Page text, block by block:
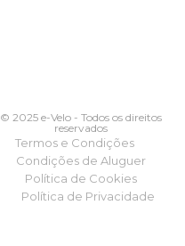
© 2025 e-Velo - Todos os direitos
reservados
Termos e Condições
Condições de Aluguer
Política de Cookies
Política de Privacidade